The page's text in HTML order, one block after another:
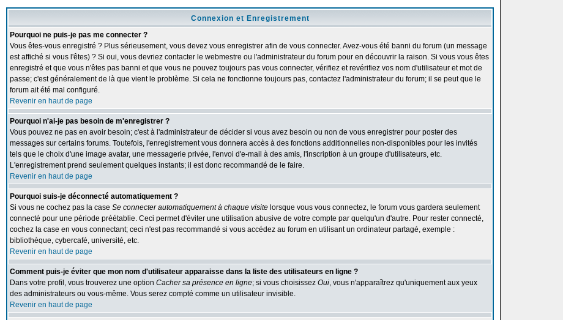
Connexion et Enregistrement
Pourquoi ne puis-je pas me connecter ?
Vous êtes-vous enregistré ? Plus sérieusement, vous devez vous enregistrer afin de vous connecter. Avez-vous été banni du forum (un message
est affiché si vous l'êtes) ? Si oui, vous devriez contacter le webmestre ou l'administrateur du forum pour en découvrir la raison. Si vous vous êtes
enregistré et que vous n'êtes pas banni et que vous ne pouvez toujours pas vous connecter, vérifiez et revérifiez vos nom d'utilisateur et mot de
passe; c'est généralement de là que vient le problème. Si cela ne fonctionne toujours pas, contactez l'administrateur du forum; il se peut que le
forum ait été mal configuré.
Revenir en haut de page
Pourquoi n'ai-je pas besoin de m'enregistrer ?
Vous pouvez ne pas en avoir besoin; c'est à l'administrateur de décider si vous avez besoin ou non de vous enregistrer pour poster des
messages sur certains forums. Toutefois, l'enregistrement vous donnera accès à des fonctions additionnelles non-disponibles pour les invités
tels que le choix d'une image avatar, une messagerie privée, l'envoi d'e-mail à des amis, l'inscription à un groupe d'utilisateurs, etc.
L'enregistrement prend seulement quelques instants; il est donc recommandé de le faire.
Revenir en haut de page
Pourquoi suis-je déconnecté automatiquement ?
Si vous ne cochez pas la case Se connecter automatiquement à chaque visite lorsque vous vous connectez, le forum vous gardera seulement
connecté pour une période préétablie. Ceci permet d'éviter une utilisation abusive de votre compte par quelqu'un d'autre. Pour rester connecté,
cochez la case en vous connectant; ceci n'est pas recommandé si vous accédez au forum en utilisant un ordinateur partagé, exemple :
bibliothèque, cybercafé, université, etc.
Revenir en haut de page
Comment puis-je éviter que mon nom d'utilisateur apparaisse dans la liste des utilisateurs en ligne ?
Dans votre profil, vous trouverez une option Cacher sa présence en ligne; si vous choisissez Oui, vous n'apparaîtrez qu'uniquement aux yeux
des administrateurs ou vous-même. Vous serez compté comme un utilisateur invisible.
Revenir en haut de page